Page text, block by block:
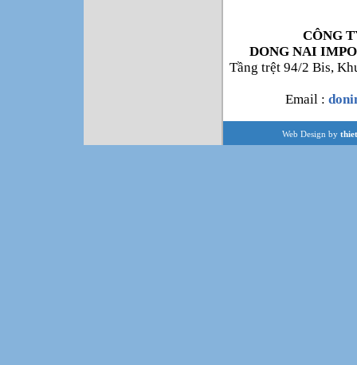
CÔNG
DONG NAI
Tầng trệt 94/2 Bis,
Email :
Web Design by